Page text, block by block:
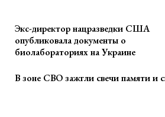
Экс-директор нацразведки США
опубликовала документы о
биолабораториях на Украине
В зоне СВО зажгли свечи памяти и